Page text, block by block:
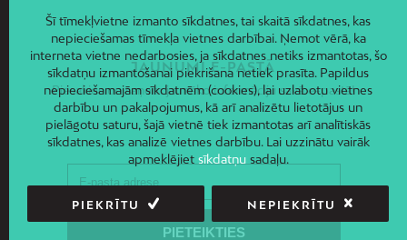
JAUNUMI E-PASTĀ
Piesakies un saņem jaunāko informāciju savā e-pastā!
Šī tīmekļvietne izmanto sīkdatnes, tai skaitā sīkdatnes, kas
nepieciešamas tīmekļa vietnes darbībai. Ņemot vērā, ka
interneta vietne nedarbosies, ja sīkdatnes netiks izmantotas, šo
sīkdatņu izmantošanai piekrišana netiek prasīta. Papildus
nepieciešamajām sīkdatnēm (cookies), lai uzlabotu vietnes
darbību un pakalpojumus, kā arī analizētu lietotājus un
pielāgotu saturu, šajā vietnē tiek izmantotas arī analītiskās
sīkdatnes, kas analizē vietnes darbību. Lai uzzinātu vairāk
apmeklējiet sīkdatņusadaļu.
PIEKRĪTU NEPIEKRĪTU